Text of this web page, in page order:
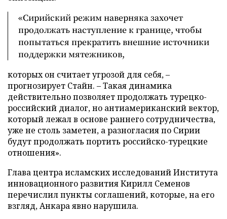
«Сирийский режим наверняка захочет
продолжать наступление к границе, чтобы
попытаться прекратить внешние источники
поддержки мятежников,
которых он считает угрозой для себя, –
прогнозирует Стайн. – Такая динамика
действительно позволяет продолжать турецко-
российский диалог, но антиамериканский вектор,
который лежал в основе раннего сотрудничества,
уже не столь заметен, а разногласия по Сирии
будут продолжать портить российско-турецкие
отношения».
Глава центра исламских исследований Института
инновационного развития Кирилл Семенов
перечислил пункты соглашений, которые, на его
взгляд, Анкара явно нарушила.